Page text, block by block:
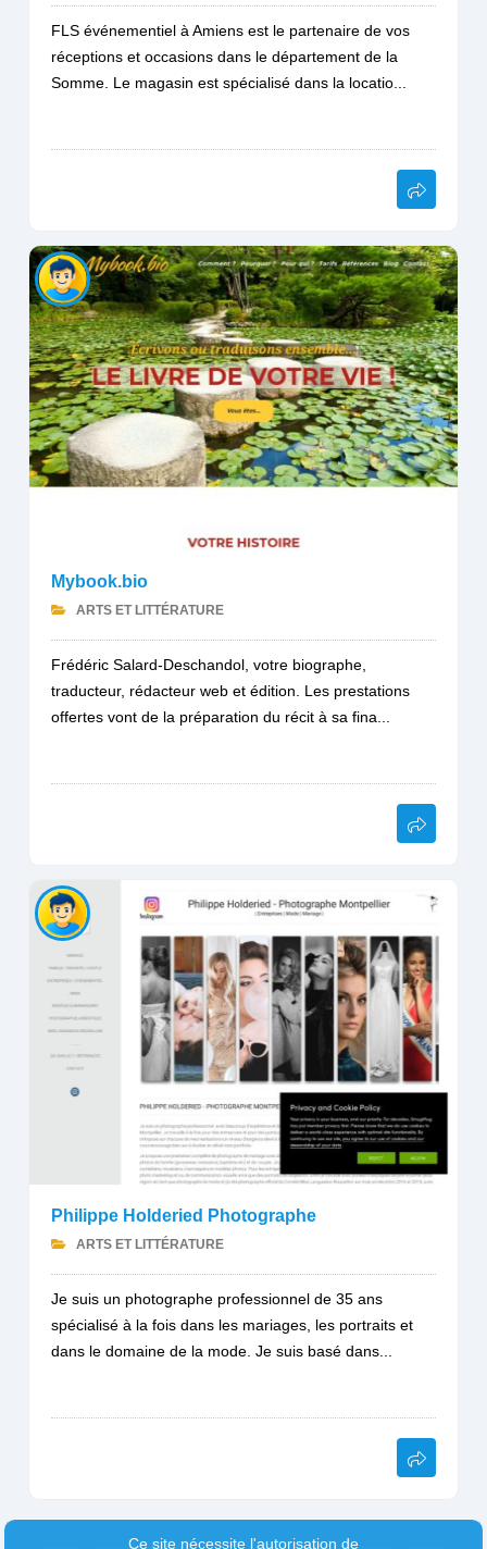
FLS événementiel à Amiens est le partenaire de vos
réceptions et occasions dans le département de la
Somme. Le magasin est spécialisé dans la locatio...
Mybook.bio
ARTS ET LITTÉRATURE
Frédéric Salard-Deschandol, votre biographe,
traducteur, rédacteur web et édition. Les prestations
offertes vont de la préparation du récit à sa fina...
Philippe Holderied Photographe
ARTS ET LITTÉRATURE
Je suis un photographe professionnel de 35 ans
spécialisé à la fois dans les mariages, les portraits et
dans le domaine de la mode. Je suis basé dans...
Ce site nécessite l'autorisation de